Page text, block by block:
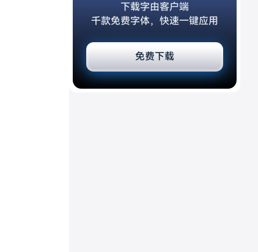
下载字由客户端
千款免费字体，快速一键应用
免费下载